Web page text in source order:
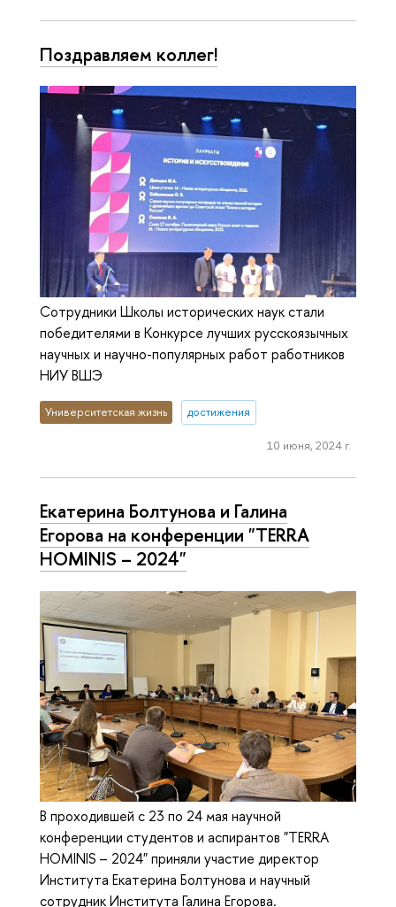
Поздравляем коллег!
Сотрудники Школы исторических наук стали
победителями в Конкурсе лучших русскоязычных
научных и научно-популярных работ работников
НИУ ВШЭ
Университетская жизнь достижения
10 июня, 2024 г.
Екатерина Болтунова и Галина
Егорова на конференции "TERRA
HOMINIS – 2024"
В проходившей с 23 по 24 мая научной
конференции студентов и аспирантов "TERRA
HOMINIS – 2024" приняли участие директор
Института Екатерина Болтунова и научный
сотрудник Института Галина Егорова.